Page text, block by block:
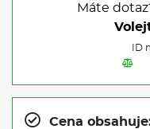
Máte
ID
Cena